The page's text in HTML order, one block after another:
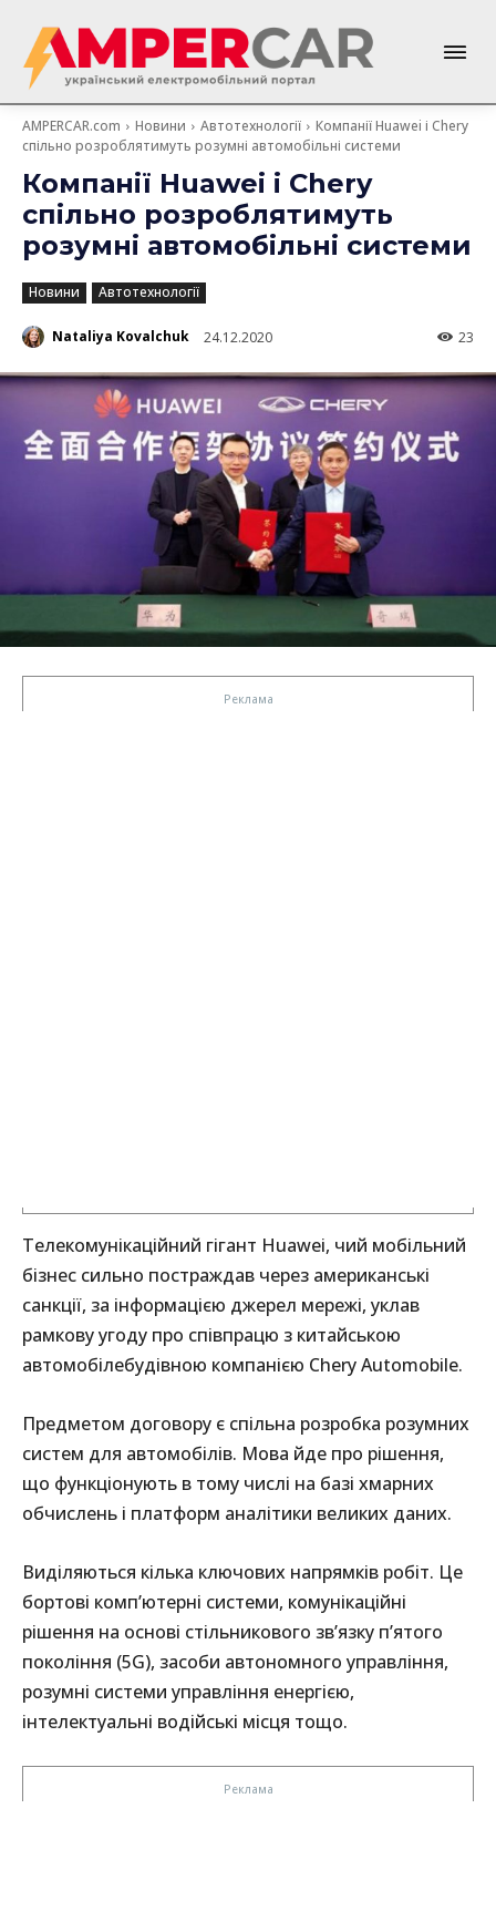
AMPERCAR.com Новини Автотехнології
Компанії Huawei і Chery
спільно розроблятимуть розумні автомобільні системи
Компанії Huawei і Chery
спільно розроблятимуть
розумні автомобільні системи
Новини Автотехнології
Nataliya Kovalchuk 24.12.2020 23
Телекомунікаційний гігант Huawei, чий мобільний
бізнес сильно постраждав через американські
санкції, за інформацією джерел мережі, уклав
рамкову угоду про співпрацю з китайською
автомобілебудівною компанією Chery Automobile.
Предметом договору є спільна розробка розумних
систем для автомобілів. Мова йде про рішення,
що функціонують в тому числі на базі хмарних
обчислень і платформ аналітики великих даних.
Виділяються кілька ключових напрямків робіт. Це
бортові комп’ютерні системи, комунікаційні
рішення на основі стільникового зв’язку п’ятого
покоління (5G), засоби автономного управління,
розумні системи управління енергією,
інтелектуальні водійські місця тощо.